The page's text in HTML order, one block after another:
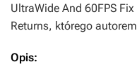
UltraWide And 60FPS Fix
Returns, którego
Opis: